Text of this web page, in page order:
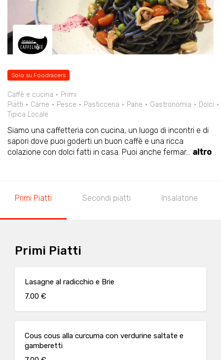
Solo su Foodracers
Caffè e cucina
Primi
Piatti
Carne Pesce Pasticceria Pane Gastronomia
Dolci
Tipica Locale
Siamo una caffetteria con cucina, un luogo di incontri e di
sapori dove puoi goderti un buon caffè e una ricca
colazione con dolci fatti in casa. Puoi anche fermar... altro
Primi Piatti Secondi piatti Insalatone
Primi Piatti
Lasagne al radicchio e Brie
7.00 €
Cous cous alla curcuma con verdurine saltate e
gamberetti